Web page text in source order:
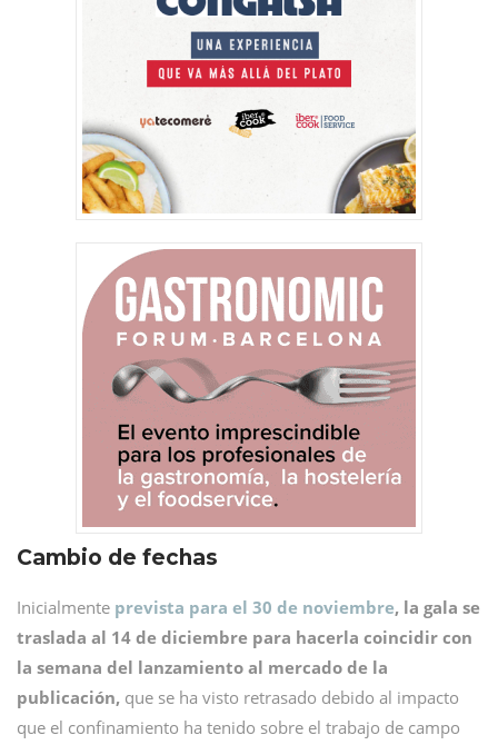
Cambio de fechas
Inicialmente prevista para el 30 de noviembre, la gala se
traslada al 14 de diciembre para hacerla coincidir con
la semana del lanzamiento al mercado de la
publicación, que se ha visto retrasado debido al impacto
que el confinamiento ha tenido sobre el trabajo de campo